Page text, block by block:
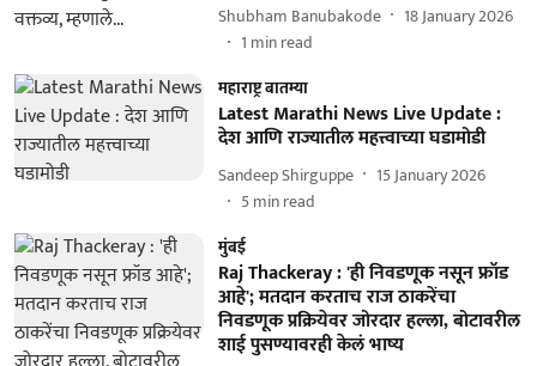
Shubham Banubakode
18 January 2026
1 min read
महाराष्ट्र बातम्या
Latest Marathi News Live Update :
देश आणि राज्यातील महत्त्वाच्या घडामोडी
Sandeep Shirguppe
15 January 2026
5min read
मुंबई
Raj Thackeray : 'ही निवडणूक नसून फ्रॉड
आहे'; मतदान करताच राज ठाकरेंचा
निवडणूक प्रक्रियेवर जोरदार हल्ला, बोटावरील
शाई पुसण्यावरही केलं भाष्य